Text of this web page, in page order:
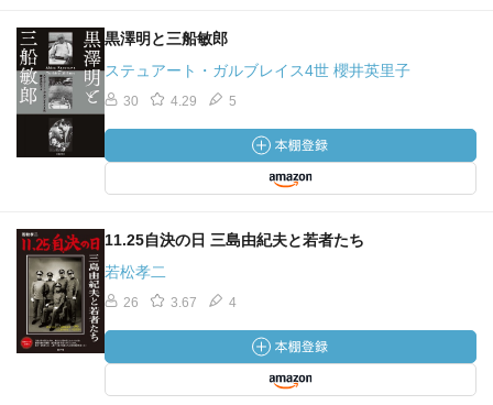
黒澤明と三船敏郎
ステュアート・ガルブレイス4世 櫻井英里子
30 4.29 5
11.25自決の日 三島由紀夫と若者たち
若松孝二
26 3.67 4